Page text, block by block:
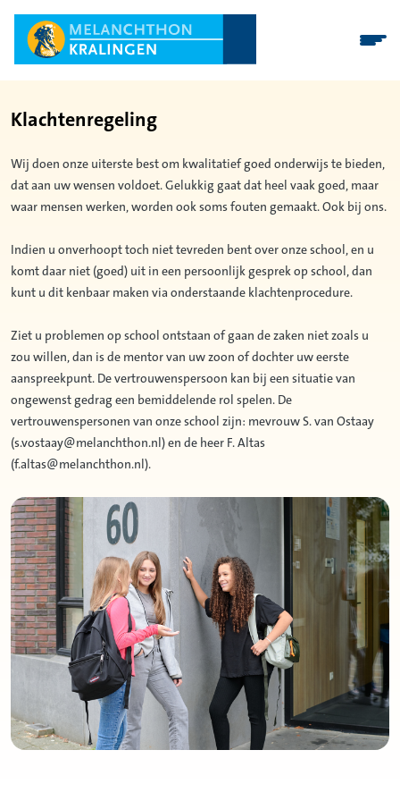
Klachtenregeling
Wij doen onze uiterste best om kwalitatief goed onderwijs te bieden,
dat aan uw wensen voldoet. Gelukkig gaat dat heel vaak goed, maar
waar mensen werken, worden ook soms fouten gemaakt. Ook bij ons.
Indien u onverhoopt toch niet tevreden bent over onze school, en u
komt daar niet (goed) uit in een persoonlijk gesprek op school, dan
kunt u dit kenbaar maken via onderstaande klachtenprocedure.
Ziet u problemen op school ontstaan of gaan de zaken niet zoals u
zou willen, dan is de mentor van uw zoon of dochter uw eerste
aanspreekpunt. De vertrouwenspersoon kan bij een situatie van
ongewenst gedrag een bemiddelende rol spelen. De
vertrouwenspersonen van onze school zijn: mevrouw S. van Ostaay
(s.vostaay@melanchthon.nl) en de heer F. Altas
(f.altas@melanchthon.nl).